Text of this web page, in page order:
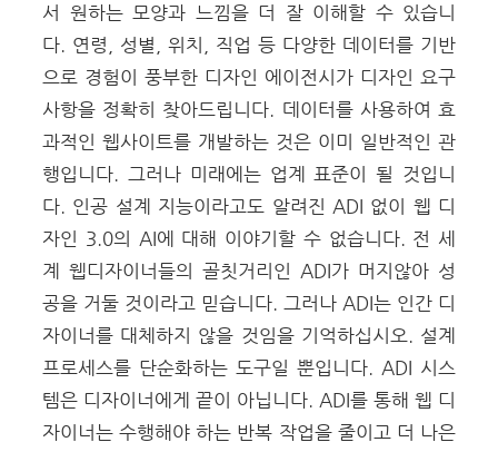
서 원하는 모양과 느낌을 더 잘 이해할 수 있습니
다. 연령, 성별, 위치, 직업 등 다양한 데이터를 기반
으로 경험이 풍부한 디자인 에이전시가 디자인 요구
사항을 정확히 찾아드립니다. 데이터를 사용하여 효
과적인 웹사이트를 개발하는 것은 이미 일반적인 관
행입니다. 그러나 미래에는 업계 표준이 될 것입니
다. 인공 설계 지능이라고도 알려진 ADI 없이 웹 디
자인 3.0의 AI에 대해 이야기할 수 없습니다. 전 세
계 웹디자이너들의 골칫거리인 ADI가 머지않아 성
공을 거둘 것이라고 믿습니다. 그러나 ADI는 인간 디
자이너를 대체하지 않을 것임을 기억하십시오. 설계
프로세스를 단순화하는 도구일 뿐입니다. ADI 시스
템은 디자이너에게 끝이 아닙니다. ADI를 통해 웹 디
자이너는 수행해야 하는 반복 작업을 줄이고 더 나은